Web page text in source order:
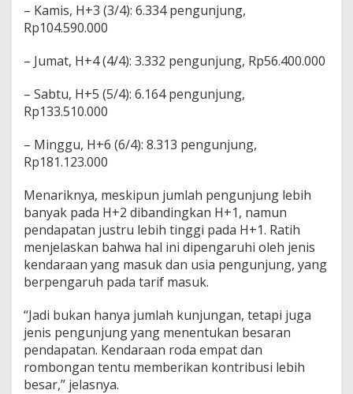
– Kamis, H+3 (3/4): 6.334 pengunjung,
Rp104.590.000
– Jumat, H+4 (4/4): 3.332 pengunjung, Rp56.400.000
– Sabtu, H+5 (5/4): 6.164 pengunjung,
Rp133.510.000
– Minggu, H+6 (6/4): 8.313 pengunjung,
Rp181.123.000
Menariknya, meskipun jumlah pengunjung lebih
banyak pada H+2 dibandingkan H+1, namun
pendapatan justru lebih tinggi pada H+1. Ratih
menjelaskan bahwa hal ini dipengaruhi oleh jenis
kendaraan yang masuk dan usia pengunjung, yang
berpengaruh pada tarif masuk.
“Jadi bukan hanya jumlah kunjungan, tetapi juga
jenis pengunjung yang menentukan besaran
pendapatan. Kendaraan roda empat dan
rombongan tentu memberikan kontribusi lebih
besar,” jelasnya.